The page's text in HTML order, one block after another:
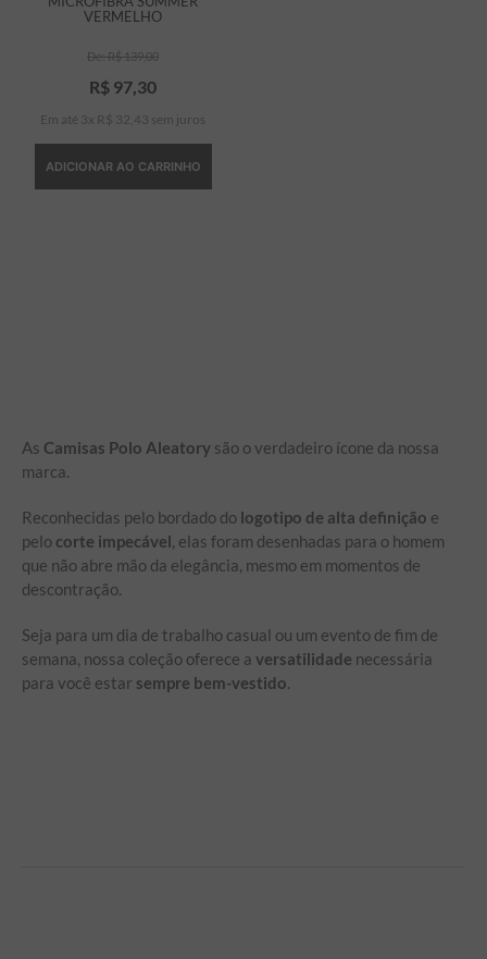
VERMELHO
R$139,00
R$ 97 30
Em até 3 x R$ 32 43 sem juros
ADICIONAR AO CARRINHO
As Camisas Polo Aleatory são o verdadeiro ícone da nossa
marca.
Reconhecidas pelo bordado do logotipo de alta definição e
pelo corte impecável, elas foram desenhadas para o homem
que não abre mão da elegância, mesmo em momentos de
descontração.
Seja para um dia de trabalho casual ou um evento de fim de
semana, nossa coleção oferece a versatilidade necessária
para você estar sempre bem-vestido.